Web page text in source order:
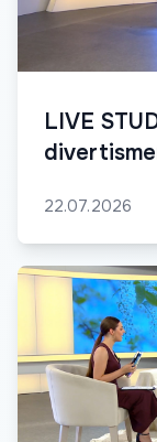
LIVE
22.07.2026